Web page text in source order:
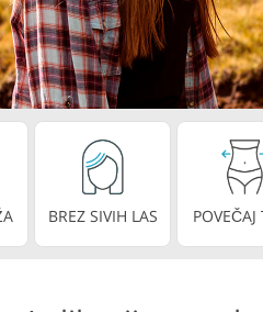
izdelka Urejanje
BREZ SIVIH LAS POVEČAJ